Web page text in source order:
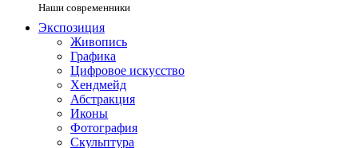
Наши современники
Экспозиция
Живопись
Графика
Цифровое искусство
Хендмейд
Абстракция
Иконы
Фотография
Скульптура